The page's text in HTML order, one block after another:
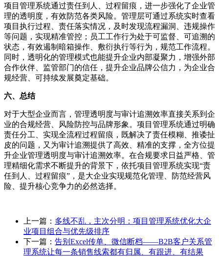
项目管理系统通过责任到人、过程留痕，进一步强化了企业管
理的透明度，有效防范各类风险。管理层可通过系统实时查看
项目执行过程、责任落实情况，及时发现流程漏洞、违规操作
等问题，实现精准管控；员工工作行为处于可监督、可追溯的
状态，有效遏制暗箱操作、敷衍执行等行为，规范工作流程。
同时，透明化的管理模式也能提升企业内部凝聚力，增强外部
合作伙伴、监管部门的信任，提升企业品牌公信力，为企业合
规经营、可持续发展奠定基础。
六、总结
对于大型企业而言，管理透明度与审计追溯效率直接关系到企
业的合规经营、风险防控与品牌形象。项目管理系统通过明确
责任分工、实现全流程过程留痕，既解决了责任模糊、推诿扯
皮的问题，又为审计追溯提供了高效、精准的支撑，全方位提
升企业管理透明度与审计追溯效率。在合规要求日益严格、管
理精细化需求不断提升的背景下，依托项目管理系统实现“责
任到人、过程留痕”，是大企业实现规范化管理、防范经营风
险、提升核心竞争力的必然选择。
上一篇： 多线不乱，主次分明：项目管理系统优化大企
业项目组合与优先级排序
下一篇： 告别Excel传单、微信断档——B2B客户关系管
理系统让每一条销售线索都有归属、有跟进、有结果